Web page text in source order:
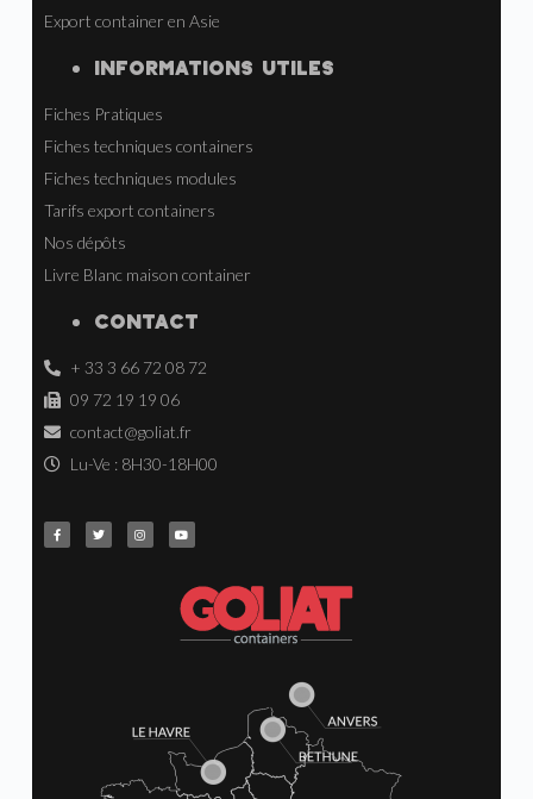
Export container en Asie
INFORMATIONS UTILES
Fiches Pratiques
Fiches techniques containers
Fiches techniques modules
Tarifs export containers
Nos dépôts
Livre Blanc maison container
CONTACT
+ 33 3 66 72 08 72
09 72 19 19 06
contact@goliat.fr
Lu-Ve : 8H30-18H00